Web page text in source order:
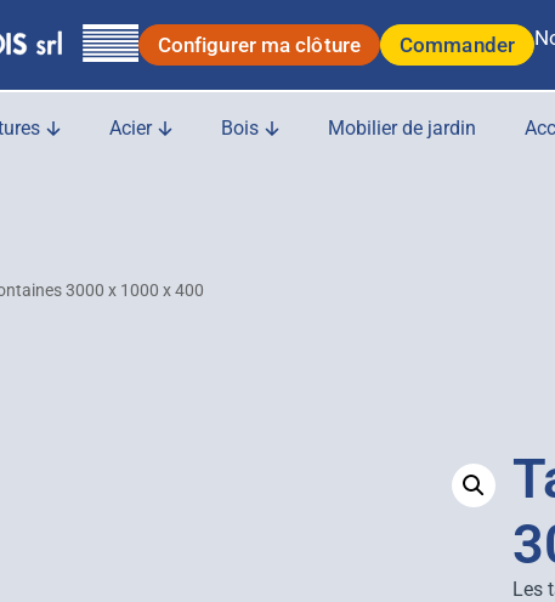
Configurer ma clôture Commander
Acier Bois Mobilier de jardin
3000 x 1000 x 400
Les